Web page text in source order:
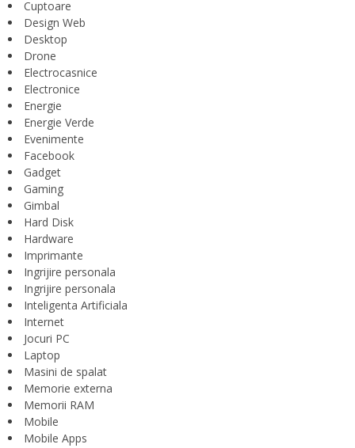
Cuptoare
Design Web
Desktop
Drone
Electrocasnice
Electronice
Energie
Energie Verde
Evenimente
Facebook
Gadget
Gaming
Gimbal
Hard Disk
Hardware
Imprimante
Ingrijire personala
Ingrijire personala
Inteligenta Artificiala
Internet
Jocuri PC
Laptop
Masini de spalat
Memorie externa
Memorii RAM
Mobile
Mobile Apps